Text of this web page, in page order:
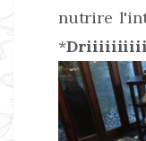
nutrire
*